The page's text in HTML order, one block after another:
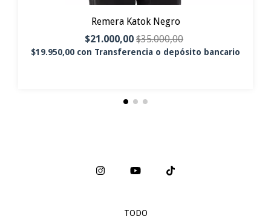
Remera Katok Negro
$21.000,00 $35.000,00
$19.950,00 con Transferencia o depósito bancario
TODO